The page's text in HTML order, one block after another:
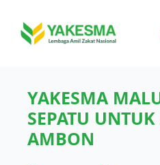
YAKESMA
SEPATU
AMBON